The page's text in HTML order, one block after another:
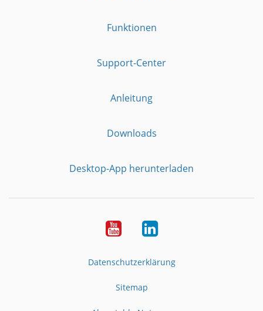
Funktionen
Support-Center
Anleitung
Downloads
Desktop-App herunterladen
YouTubeLinkedIn
Datenschutzerklärung
Sitemap